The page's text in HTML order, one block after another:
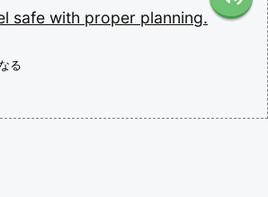
safe with proper planning.
る